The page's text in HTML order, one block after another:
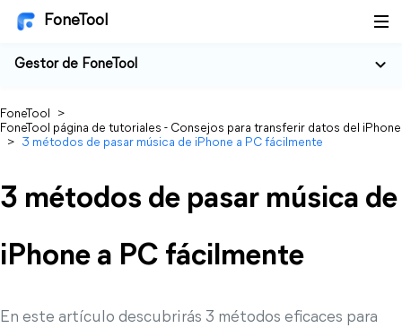
FoneTool
Gestor de FoneTool
FoneTool
>
FoneTool página de tutoriales - Consejos para transferir datos del iPhone
> 3 métodos de pasar música de iPhone a PC fácilmente
3 métodos de pasar música de
iPhone a PC fácilmente
En este artículo descubrirás 3 métodos eficaces para